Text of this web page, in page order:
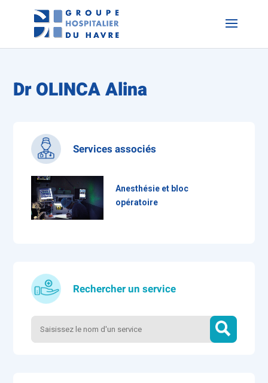
Dr OLINCA Alina
Services associés
Anesthésie et bloc
opératoire
Rechercher un service